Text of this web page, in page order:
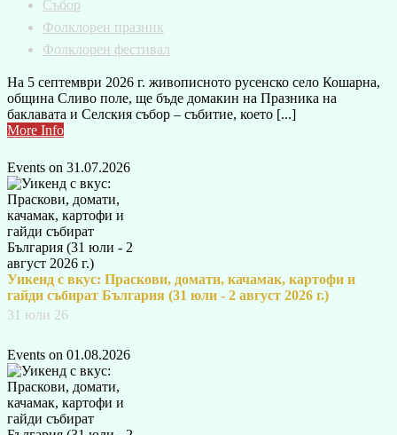
Събор
Фолклорен празник
Фолклорен фестивал
На 5 септември 2026 г. живописното русенско село Кошарна,
община Сливо поле, ще бъде домакин на Празника на
баклавата и Селския събор – събитие, което [...]
More Info
Events on 31.07.2026
Уикенд с вкус: Праскови, домати, качамак, картофи и
гайди събират България (31 юли - 2 август 2026 г.)
31 юли 26
Events on 01.08.2026